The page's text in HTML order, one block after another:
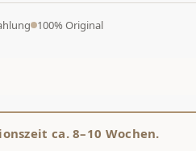
100% Original
ca. 8–10 Wochen.